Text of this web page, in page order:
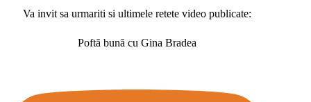
Va invit sa urmariti si ultimele retete video publicate:
Poftă bună cu Gina Bradea